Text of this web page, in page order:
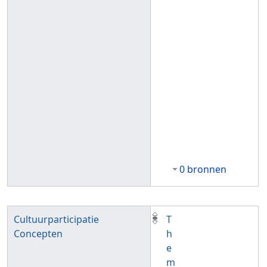
0 bronnen
Cultuurparticipatie
Concepten
T
h
e
m